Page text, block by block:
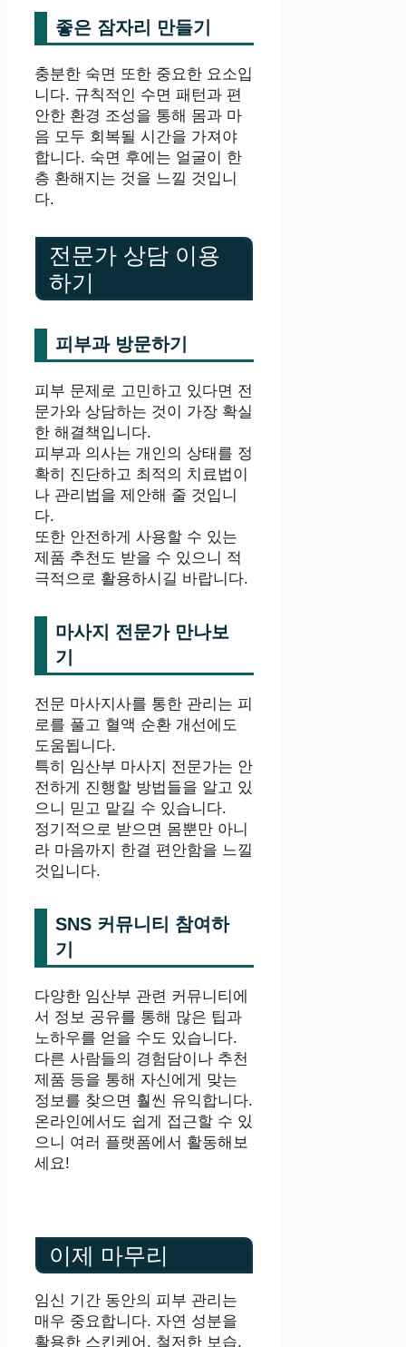
좋은 잠자리 만들기
충분한 숙면 또한 중요한 요소입
니다. 규칙적인 수면 패턴과 편
안한 환경 조성을 통해 몸과 마
음 모두 회복될 시간을 가져야
합니다. 숙면 후에는 얼굴이 한
층 환해지는 것을 느낄 것입니
다.
전문가 상담 이용
하기
피부과 방문하기
피부 문제로 고민하고 있다면 전
문가와 상담하는 것이 가장 확실
한 해결책입니다.
피부과 의사는 개인의 상태를 정
확히 진단하고 최적의 치료법이
나 관리법을 제안해 줄 것입니
다.
또한 안전하게 사용할 수 있는
제품 추천도 받을 수 있으니 적
극적으로 활용하시길 바랍니다.
마사지 전문가 만나보
기
전문 마사지사를 통한 관리는 피
로를 풀고 혈액 순환 개선에도
도움됩니다.
특히 임산부 마사지 전문가는 안
전하게 진행할 방법들을 알고 있
으니 믿고 맡길 수 있습니다.
정기적으로 받으면 몸뿐만 아니
라 마음까지 한결 편안함을 느낄
것입니다.
SNS 커뮤니티 참여하
기
다양한 임산부 관련 커뮤니티에
서 정보 공유를 통해 많은 팁과
노하우를 얻을 수도 있습니다.
다른 사람들의 경험담이나 추천
제품 등을 통해 자신에게 맞는
정보를 찾으면 훨씬 유익합니다.
온라인에서도 쉽게 접근할 수 있
으니 여러 플랫폼에서 활동해보
세요!
이제 마무리
임신 기간 동안의 피부 관리는
매우 중요합니다. 자연 성분을
활용한 스킨케어, 철저한 보습,